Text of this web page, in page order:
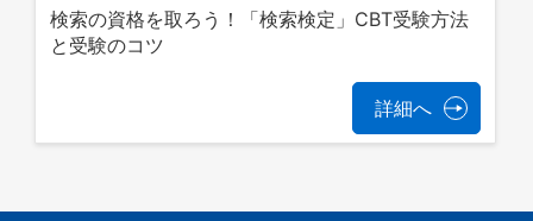
検索の資格を取ろう！「検索検定」CBT受験方法
と受験のコツ
詳細へ